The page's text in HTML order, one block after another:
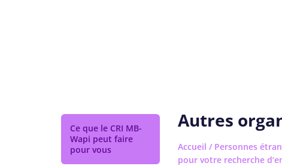
Ce que le CRI MB-
Wapi peut faire
pour vous
Autres
Accueil / Personnes
pour votre recherche